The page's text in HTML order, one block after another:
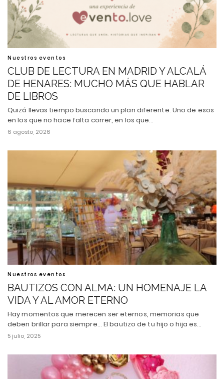
Nuestros eventos
CLUB DE LECTURA EN MADRID Y ALCALÁ
DE HENARES: MUCHO MÁS QUE HABLAR
DE LIBROS
Quizá llevas tiempo buscando un plan diferente. Uno de esos
en los que no hace falta correr, en los que…
6 agosto, 2026
Nuestros eventos
BAUTIZOS CON ALMA: UN HOMENAJE LA
VIDA Y AL AMOR ETERNO
Hay momentos que merecen ser eternos, memorias que
deben brillar para siempre... El bautizo de tu hijo o hija es…
5 julio, 2025